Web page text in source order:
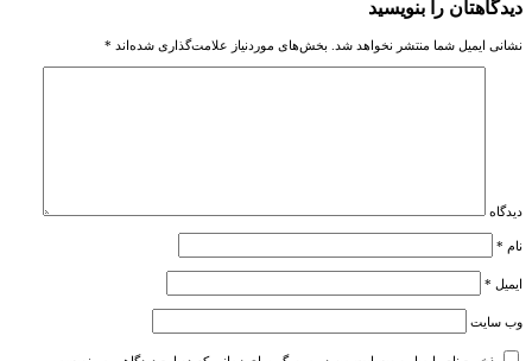
دیدگاهتان را بنویسید
نشانی ایمیل شما منتشر نخواهد شد. بخش‌های موردنیاز علامت‌گذاری شده‌اند *
دیدگاه
نام *
ایمیل *
وب‌ سایت